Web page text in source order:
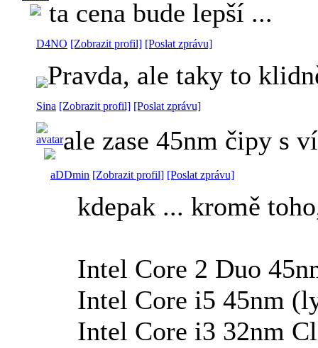
ta cena bude lepší ...
D4NO [Zobrazit profil] [Poslat zprávu]
Pravda, ale taky to
Sina [Zobrazit profil] [Poslat zprávu]
ale zase 45nm čipy s
aDDmin [Zobrazit profil] [Poslat zprávu]
kdepak ... kromě
Intel Core 2 Duo
Intel Core i5 45nm
Intel Core i3 32nm